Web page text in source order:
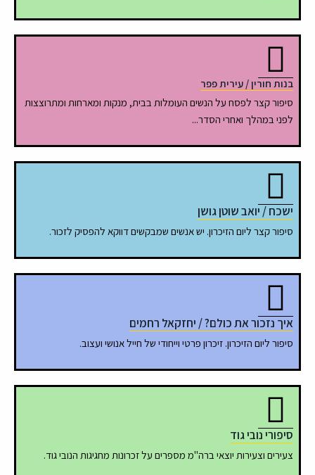
בנות חורין / עירית פפר
סיפור קצר לפסח על הנשים העומלות בבית, מנקות ומארחות ומתרוצצות
לפני במהלך ואחרי הסדר...
ישכח / יואב שוטן גושן
סיפור קצר ליום הזיכרון. יש אנשים שמבקשים דווקא להפסיק לזכור.
איך נזכור את כולם? / יחזקאל רחמים
סיפור ליום הזיכרון. זיכרון פרטי וייחודי של חייל אנושי ועצוב.
סיפורי נובי גוד
צעירים וצעירות יוצאי ברה"מ מספרים על זכרונות מחגיגות הנובי גוד.